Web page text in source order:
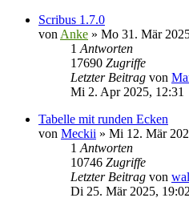
Scribus 1.7.0
von Anke » Mo 31. Mär
1 Antworten
17690 Zugriffe
Letzter Beitrag von
Mi 2. Apr 2025, 12:31
Tabelle mit runden Ecken
von Meckii » Mi 12. Mär
1 Antworten
10746 Zugriffe
Letzter Beitrag von
Di 25. Mär 2025, 19:02